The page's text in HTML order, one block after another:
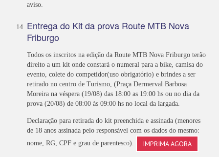
aviso.
Entrega do Kit da prova Route MTB Nova
Friburgo
Todos os inscritos na edição da Route MTB Nova Friburgo terão
direito a um kit onde constará o numeral para a bike, camisa do
evento, colete do competidor(uso obrigatório) e brindes a ser
retirado no centro de Turismo, (Praça Dermerval Barbosa
Moreira na véspera (19/08) das 18:00 as 19:00 hs ou no dia da
prova (20/08) de 08:00 às 09:00 hs no local da largada.
Declaração para retirada do kit preenchida e assinada (menores
de 18 anos assinada pelo responsável com os dados do mesmo:
nome, RG, CPF e grau de parentesco).
IMPRIMA AGORA